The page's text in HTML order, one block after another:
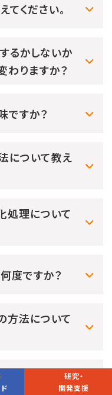
ください。
るかしないか
わりますか？
ですか？
について教え
処理について
度ですか？
方法について
研究・
開発支援